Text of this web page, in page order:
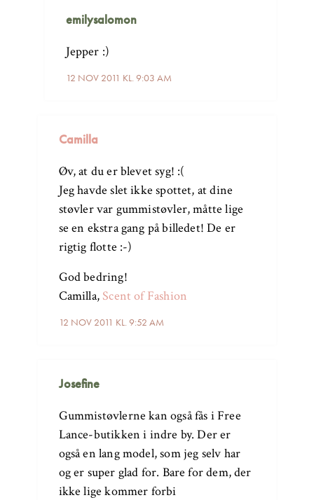
emilysalomon
12 NOV 2011 KL. 9:03 AM
Jepper :)
Camilla
12 NOV 2011 KL. 9:52 AM
Øv, at du er blevet syg! :(
Jeg havde slet ikke spottet, at dine
støvler var gummistøvler, måtte lige
se en ekstra gang på billedet! De er
rigtig flotte :-)
God bedring!
Camilla, Scent of Fashion
Josefine
Gummistøvlerne kan også fås i Free
Lance-butikken i indre by. Der er
også en lang model, som jeg selv har
og er super glad for. Bare for dem, der
ikke lige kommer forbi